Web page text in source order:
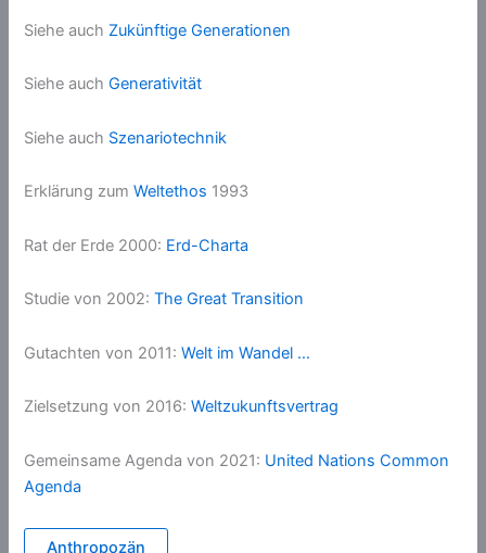
Siehe auch Zukünftige Generationen
Siehe auchGenerativität
Siehe auch Szenariotechnik
Erklärung zumWeltethos 1993
Rat der Erde 2000: Erd-Charta
Studie von 2002:The Great Transition
Gutachten von 2011:Welt im Wandel …
Zielsetzung von 2016:Weltzukunftsvertrag
Gemeinsame Agenda von 2021: United Nations Common
Agenda
Anthropozän